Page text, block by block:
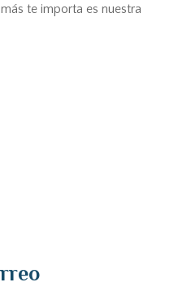
te importa es nuestra